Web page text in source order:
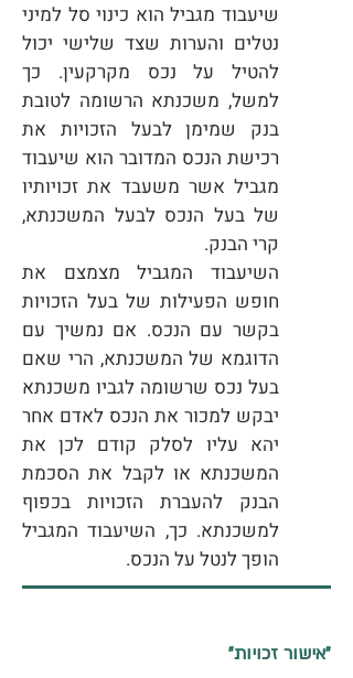
שיעבוד מגביל הוא כינוי סל למיני
נטלים והערות שצד שלישי יכול
להטיל על נכס מקרקעין. כך
למשל, משכנתא הרשומה לטובת
בנק שמימן לבעל הזכויות את
רכישת הנכס המדובר הוא שיעבוד
מגביל אשר משעבד את זכויותיו
של בעל הנכס לבעל המשכנתא,
קרי הבנק.
השיעבוד המגביל מצמצם את
חופש הפעילות של בעל הזכויות
בקשר עם הנכס. אם נמשיך עם
הדוגמא של המשכנתא, הרי שאם
בעל נכס שרשומה לגביו משכנתא
יבקש למכור את הנכס לאדם אחר
יהא עליו לסלק קודם לכן את
המשכנתא או לקבל את הסכמת
הבנק להעברת הזכויות בכפוף
למשכנתא. כך, השיעבוד המגביל
הופך לנטל על הנכס.
"אישור זכויות"